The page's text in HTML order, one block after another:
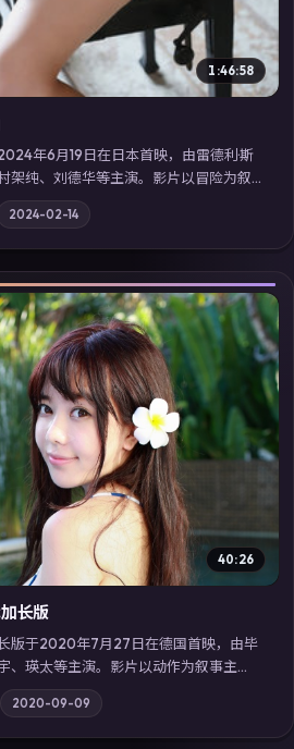
1:46:58
年6月19日在日本首映，由雷德利·斯
架纯、刘德华等主演。影片以冒险为叙
有人用规则改写命运；摄影与配乐强化
「国产免费观看高清电视剧在线看」延
畅享高清在线追剧体验。
2024-02-14
▶
40:26
长版
版于2020年7月27日在德国首映，由毕
、瑛太等主演。影片以动作为叙事主
角发现自己从未活过“真实”的一天；摄
站内亦可通过「国产免费观看高清电视
型高分佳作，畅享高清在线追剧体验。
2020-09-09